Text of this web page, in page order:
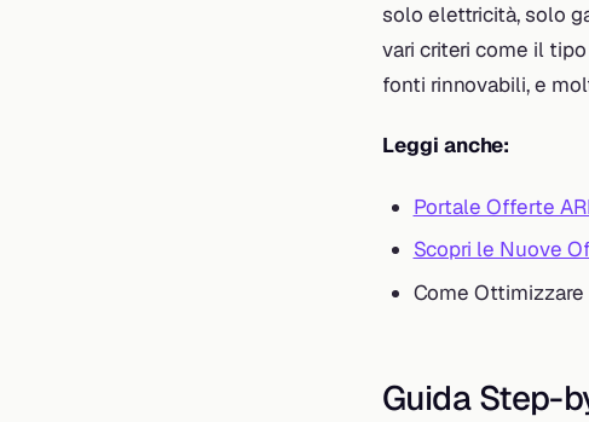
solo elettricità, solo
vari criteri come il
fonti rinnovabili, e
Leggi anche:
Portale Offerte
Scopri le Nuove
Come
Guida Step-